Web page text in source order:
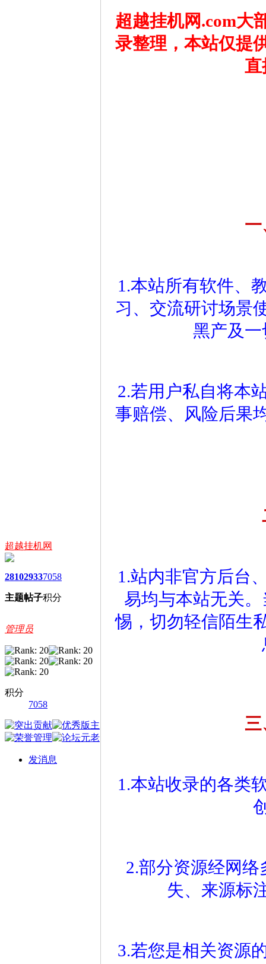
超越挂机网
2810
主题
2933
帖子
7058
积分
管理员
积分
7058
发消息
超越挂机网.com大
录整理，本站仅提
直
一
1.本站所有软件、
习、交流研讨场景
黑产及
2.若用户私自将本
事赔偿、风险后果
1.站内非官方后台
易均与本站无关
惕，切勿轻信陌生
三
1.本站收录的各类
2.部分资源经网
失、来源标
3.若您是相关资源